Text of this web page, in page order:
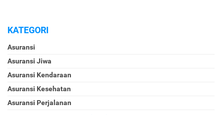
KATEGORI
Asuransi
Asuransi Jiwa
Asuransi Kendaraan
Asuransi Kesehatan
Asuransi Perjalanan